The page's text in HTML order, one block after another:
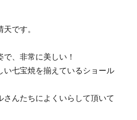
です。
、非常に美しい！
い七宝焼を揃えているショール
さんたちによくいらして頂いて